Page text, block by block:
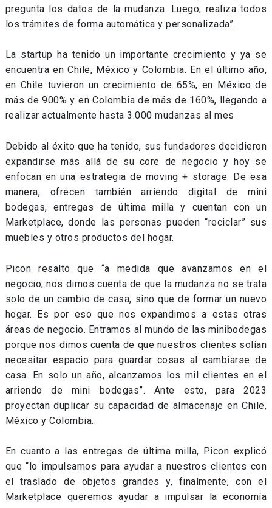
pregunta los datos de la mudanza. Luego, realiza todos
los trámites de forma automática y personalizada”.
La startup ha tenido un importante crecimiento y ya se
encuentra en Chile, México y Colombia. En el último año,
en Chile tuvieron un crecimiento de 65%, en México de
más de 900% y en Colombia de más de 160%, llegando a
realizar actualmente hasta 3.000 mudanzas al mes
Debido al éxito que ha tenido, sus fundadores decidieron
expandirse más allá de su core de negocio y hoy se
enfocan en una estrategia de moving + storage. De esa
manera, ofrecen también arriendo digital de mini
bodegas, entregas de última milla y cuentan con un
Marketplace, donde las personas pueden “reciclar” sus
muebles y otros productos del hogar.
Picon resaltó que “a medida que avanzamos en el
negocio, nos dimos cuenta de que la mudanza no se trata
solo de un cambio de casa, sino que de formar un nuevo
hogar. Es por eso que nos expandimos a estas otras
áreas de negocio. Entramos al mundo de las minibodegas
porque nos dimos cuenta de que nuestros clientes solían
necesitar espacio para guardar cosas al cambiarse de
casa. En solo un año, alcanzamos los mil clientes en el
arriendo de mini bodegas”. Ante esto, para 2023
proyectan duplicar su capacidad de almacenaje en Chile,
México y Colombia.
En cuanto a las entregas de última milla, Picon explicó
que “lo impulsamos para ayudar a nuestros clientes con
el traslado de objetos grandes y, finalmente, con el
Marketplace queremos ayudar a impulsar la economía